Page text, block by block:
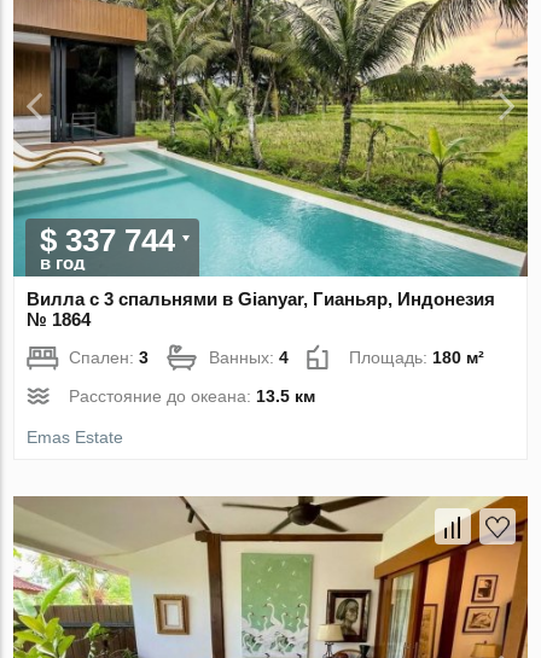
$ 337 744
в год
Вилла с 3 спальнями в Gianyar, Гианьяр, Индонезия
№ 1864
Спален:3 Ванных:4 Площадь: 180 м²
Расстояние до океана: 13.5 км
Emas Estate